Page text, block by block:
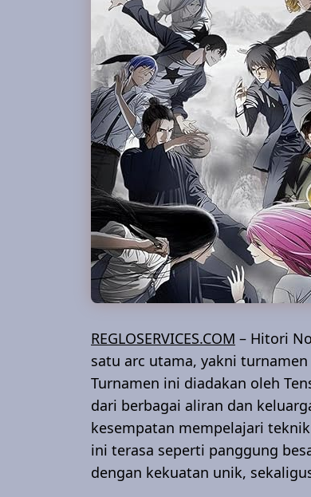
REGLOSERVICES.COM – Hitori
satu arc utama, yakni
Turnamen ini diadakan oleh
dari berbagai aliran dan
kesempatan mempelajari
ini terasa seperti panggung
dengan kekuatan unik,